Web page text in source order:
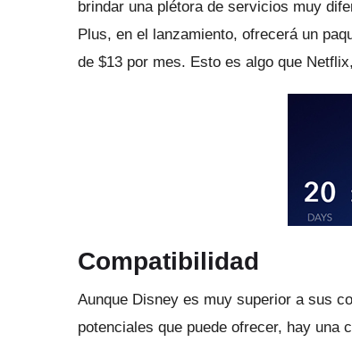
brindar una plétora de servicios muy
Plus, en el lanzamiento, ofrecerá un
de $13 por mes. Esto es algo que
Compatibilidad
Aunque Disney es muy superior a sus
potenciales que puede ofrecer, hay una